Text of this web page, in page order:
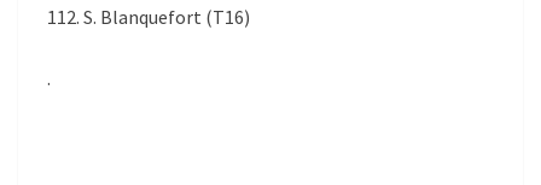
112. S. Blanquefort (T16)
.